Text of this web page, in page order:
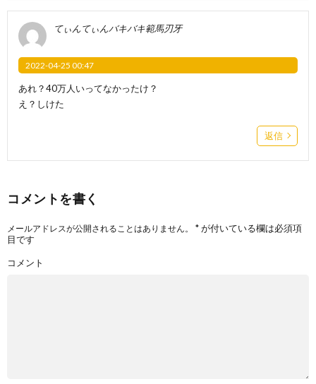
てぃんてぃんバキバキ範馬刃牙
2022-04-25 00:47
あれ？40万人いってなかったけ？
え？しけた
返信
コメントを書く
メールアドレスが公開されることはありません。 *が付いている欄は必須項
目です
コメント